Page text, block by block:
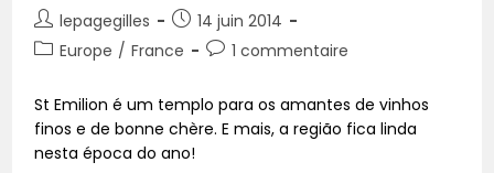
lepagegilles
14 juin 2014
Europe / France 1 commentaire
St Emilion é um templo para os amantes de vinhos
finos e de bonne chère. E mais, a região fica linda
nesta época do ano!